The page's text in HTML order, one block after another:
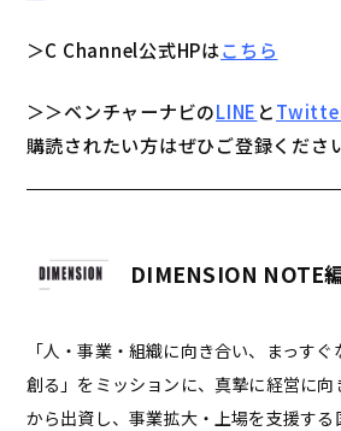
＞C Channel公式HPはこちら
＞＞ベンチャーナビのLINE と
購読されたい方はぜひご登録くださ
DIMENSION NOTE
「人・事業・組織に向き合い、まっす
創る」をミッションに、真摯に経営に
から出資し、事業拡大・上場を支援す